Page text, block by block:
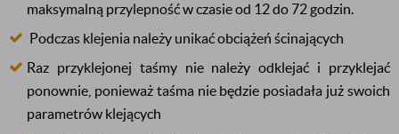
maksymalną przylepność w czasie od 12 do 72 godzin.
Podczas klejenia należy unikać obciążeń ścinających
Raz przyklejonej taśmy nie należy odklejać i przyklejać
ponownie, ponieważ taśma nie będzie posiadała już swoich
parametrów klejących